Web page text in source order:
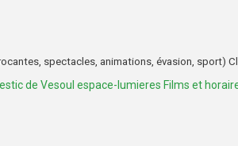
spectacles, animations, évasion, sport)
de Vesoul espace-lumieres Films et